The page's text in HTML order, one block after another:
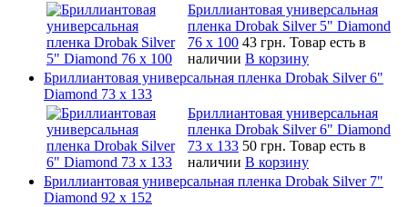
Бриллиантовая универсальная
пленка Drobak Silver 5" Diamond
76 х 100 43 грн. Товар есть в
наличии В корзину
Бриллиантовая универсальная пленка Drobak Silver 6"
Diamond 73 х 133
Бриллиантовая универсальная
пленка Drobak Silver 6" Diamond
73 х 133 50 грн. Товар есть в
наличии В корзину
Бриллиантовая универсальная пленка Drobak Silver 7"
Diamond 92 х 152